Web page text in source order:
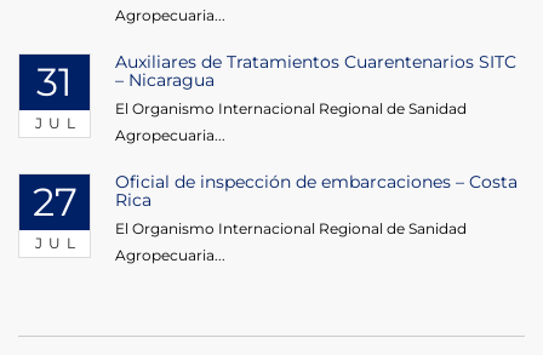
Agropecuaria...
31
JUL
Auxiliares de Tratamientos Cuarentenarios SITC
– Nicaragua
El Organismo Internacional Regional de Sanidad
Agropecuaria...
27
JUL
Oficial de inspección de embarcaciones – Costa
Rica
El Organismo Internacional Regional de Sanidad
Agropecuaria...